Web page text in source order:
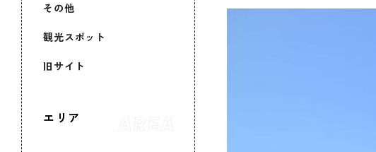
その他
観光スポット
旧サイト
エリア